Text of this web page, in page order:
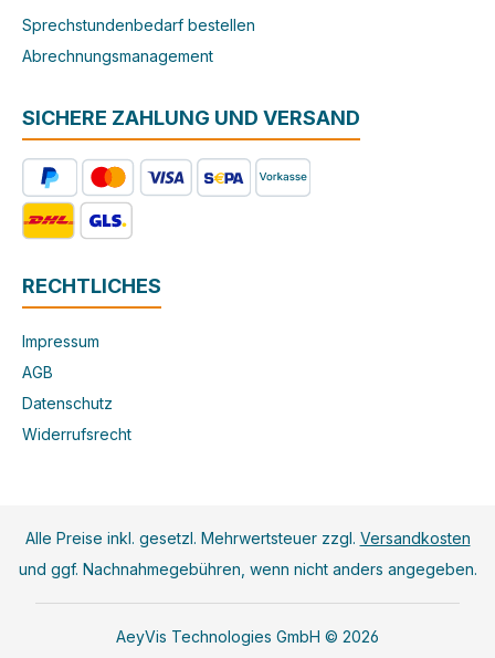
Sprechstundenbedarf bestellen
Abrechnungsmanagement
SICHERE ZAHLUNG UND VERSAND
RECHTLICHES
Impressum
AGB
Datenschutz
Widerrufsrecht
Alle Preise inkl. gesetzl. Mehrwertsteuer zzgl. Versandkosten
und ggf. Nachnahmegebühren, wenn nicht anders angegeben.
AeyVis Technologies GmbH © 2026